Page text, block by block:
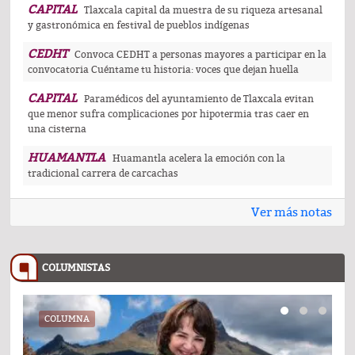
CAPITAL
Tlaxcala capital da muestra de su riqueza artesanal
y gastronómica en festival de pueblos indígenas
CEDHT
Convoca CEDHT a personas mayores a participar en la
convocatoria Cuéntame tu historia: voces que dejan huella
CAPITAL
Paramédicos del ayuntamiento de Tlaxcala evitan
que menor sufra complicaciones por hipotermia tras caer en
una cisterna
HUAMANTLA
Huamantla acelera la emoción con la
tradicional carrera de carcachas
Ver más notas
COLUMNISTAS
COLUMNA